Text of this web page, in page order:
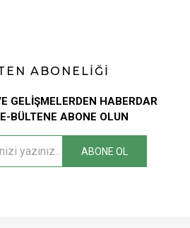
ABONELİĞİ
GELİŞMELERDEN HABERDAR
BÜLTENE ABONE OLUN
ABONE OL